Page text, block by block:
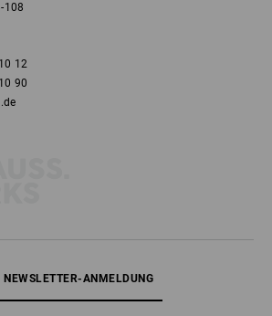
108
12
90
NEWSLETTER-ANMELDUNG